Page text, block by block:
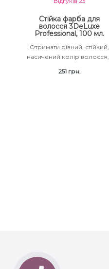
Стійка фарба для
волосся 3DeLuxe
Professional, 100 мл.
Отримати рівний, стійкий,
насичений колір волосся,..
251 грн.